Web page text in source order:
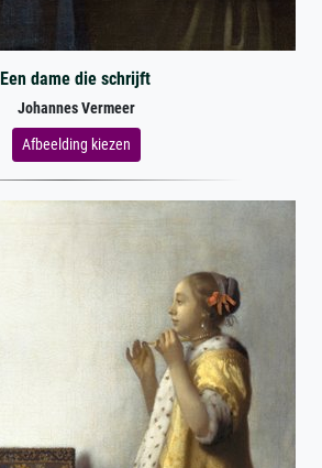
Een dame die schrijft
Johannes Vermeer
Afbeelding kiezen